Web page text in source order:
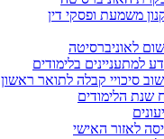
משמעת ופסקי דין
לאוניברסיטה
למתעניינים בלימודים
סיכויי קבלה לתואר ראשון
שנת הלימודים
לאזור האישי